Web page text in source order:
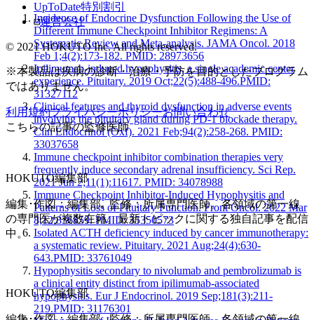
UpToDate特別割引
運営会社
© 2021 HOKUTO Inc. All rights reserved.
※本製品は疾病の診断・治療・予防を目的としたプログラム
ではありません。
利用規約プライバシーポリシーお問い合わせ
こちらの記事の監修医師
HOKUTO編集部
編集･作図：編集部､ 監修：所属専門医師。各領域の第一線
の専門医が複数在籍。最新トピックに関する独自記事を配信
中。
HOKUTO編集部
Incidence of Endocrine Dysfunction Following the Use of
Different Immune Checkpoint Inhibitor Regimens: A
Systematic Review and Meta-analysis. JAMA Oncol. 2018
Feb 1;4(2):173-182. PMID: 28973656
Ipilimumab-induced hypophysitis, a single academic center
experience. Pituitary. 2019 Oct;22(5):488-496.PMID:
31327112
Clinical features and thyroid dysfunction in adverse events
involving the pituitary gland during PD-1 blockade therapy.
Clin Endocrinol (Oxf). 2021 Feb;94(2):258-268. PMID:
33037658
Immune checkpoint inhibitor combination therapies very
frequently induce secondary adrenal insufficiency. Sci Rep.
2021 Jun 2;11(1):11617. PMID: 34078988
Immune Checkpoint Inhibitor-Induced Hypophysitis and
Patterns of Loss of Pituitary Function. Front Oncol. 2022 Mar
8;12:836859. PMID: 35350573
Isolated ACTH deficiency induced by cancer immunotherapy:
a systematic review. Pituitary. 2021 Aug;24(4):630-
643.PMID: 33761049
Hypophysitis secondary to nivolumab and pembrolizumab is
a clinical entity distinct from ipilimumab-associated
hypophysitis. Eur J Endocrinol. 2019 Sep;181(3):211-
219.PMID: 31176301